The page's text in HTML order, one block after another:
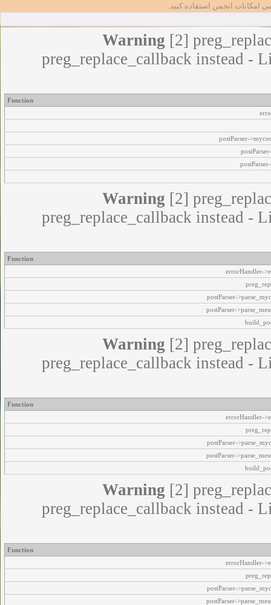
امکانات انجمن استفاده کنید.
Warning [2]
preg_replace_callback instead -
Function
postParser-
Warning [2]
preg_replace_callback instead -
Function
errorHandler-
postParser-
postParser-
Warning [2]
preg_replace_callback instead -
Function
errorHandler-
postParser-
postParser-
Warning [2]
preg_replace_callback instead -
Function
errorHandler-
postParser-
postParser-